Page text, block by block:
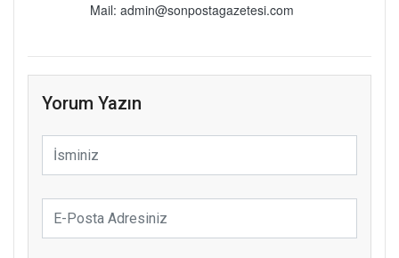
Mail: admin@sonpostagazetesi.com
Yorum Yazın